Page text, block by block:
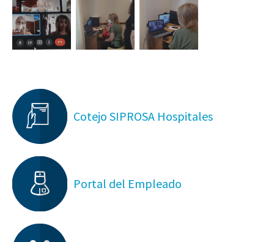
Cotejo SIPROSA Hospitales
Portal del Empleado